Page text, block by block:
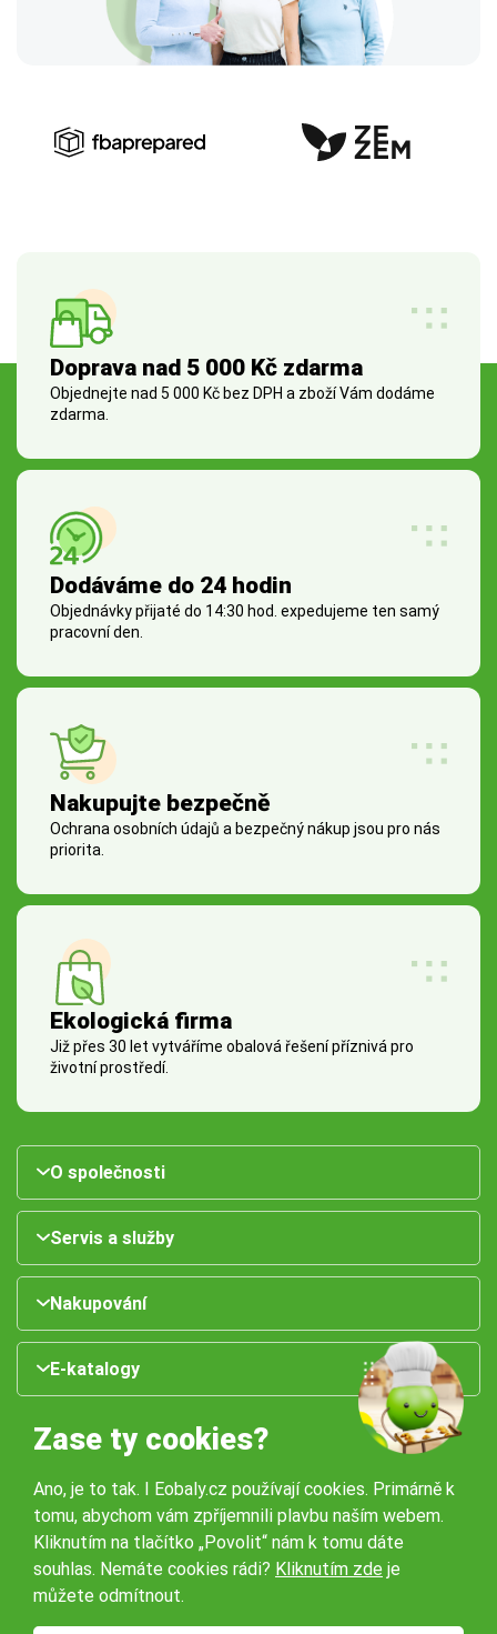
Doprava nad 5 000 Kč zdarma
Objednejte nad 5 000 Kč bez DPH a zboží Vám dodáme
zdarma.
Dodáváme do 24 hodin
Objednávky přijaté do 14:30 hod. expedujeme ten samý
pracovní den.
Nakupujte bezpečně
Ochrana osobních údajů a bezpečný nákup jsou pro nás
priorita.
Ekologická firma
Již přes 30 let vytváříme obalová řešení příznivá pro
životní prostředí.
O společnosti
Servis a služby
Nakupování
E-katalogy
Naše pobočky:
Obchodní podmínky
Zase ty cookies?
Ano, je to tak. I Eobaly.cz používají cookies. Primárně k
tomu, abychom vám zpříjemnili plavbu naším webem.
Kliknutím na tlačítko „Povolit“ nám k tomu dáte
souhlas. Nemáte cookies rádi? Kliknutím zde je
můžete odmítnout.